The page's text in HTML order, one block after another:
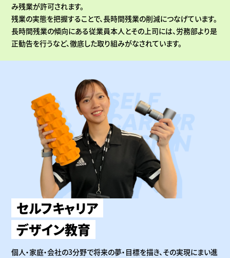
み残業が許可されます。
残業の実態を把握することで、長時間残業の削減につなげています。
長時間残業の傾向にある従業員本人とその上司には、労務部より是
正勧告を行うなど、徹底した取り組みがなされています。
セルフキャリア
デザイン教育
個人・家庭・会社の3分野で将来の夢・目標を描き、その実現にまい進